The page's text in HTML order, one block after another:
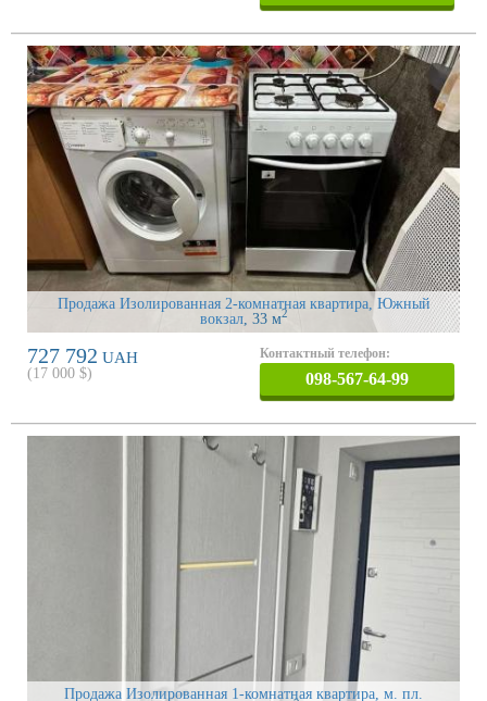
Продажа Изолированная 2-комнатная квартира, Южный
вокзал, 33 м2
727 792 UAH
(17 000 $)
Контактный телефон:
098-567-64-99
Продажа Изолированная 1-комнатная квартира, м. пл.